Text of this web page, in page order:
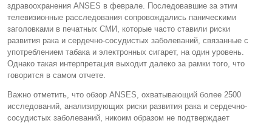
здравоохранения ANSES в феврале. Последовавшие за этим
телевизионные расследования сопровождались паническими
заголовками в печатных СМИ, которые часто ставили риски
развития рака и сердечно-сосудистых заболеваний, связанные с
употреблением табака и электронных сигарет, на один уровень.
Однако такая интерпретация выходит далеко за рамки того, что
говорится в самом отчете.
Важно отметить, что обзор ANSES, охватывающий более 2500
исследований, анализирующих риски развития рака и сердечно-
сосудистых заболеваний, никоим образом не подтверждает